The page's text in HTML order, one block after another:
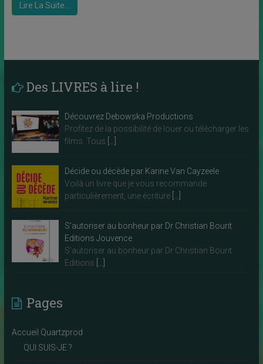
Lire La Suite…
Des LIVRES à lire !
Découvrez Debowska Productions
Profitez de la possibilité de louer ou télécharger les
films. Tous
Décide ou décède par Karine Van Cayzeele
Voilà un livre que je vous recommande
particulièrement, une écriture
S’autoriser au bonheur par Dr Christian Bourit
Editions Jouvence
S’autoriser au bonheur par Dr Christian Bourit
Editions
Pages
Accueil Quartzprod
QUI SUIS-JE ?